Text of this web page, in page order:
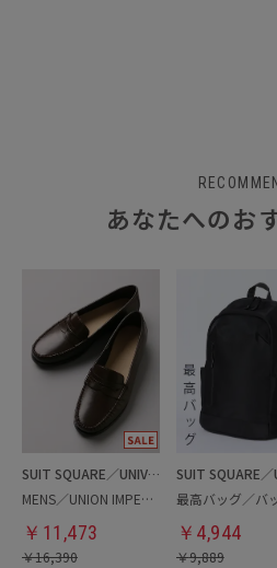
あなたへのお
SUIT SQUARE／UNIVERSAL LANGUAGE
MENS／UNION IMPERIAL監修／コインローファー
￥ 11,473
￥16,390
￥ 4,944
￥9,889